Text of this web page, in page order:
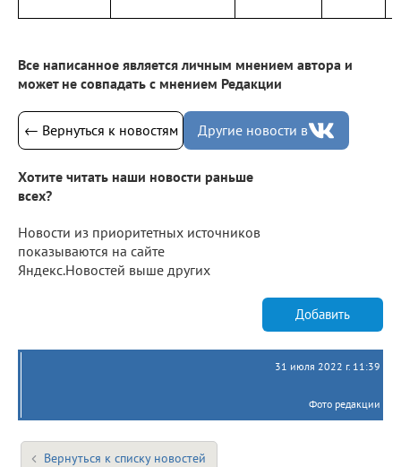
Все написанное является личным мнением автора и
может не совпадать с мнением Редакции
← Вернуться к новостям Другие новости в
Хотите читать наши новости раньше
всех?
Новости из приоритетных источников
показываются на сайте
Яндекс.Новостей выше других
Добавить
31 июля 2022 г. 11:39
Фото редакции
Вернуться к списку новостей